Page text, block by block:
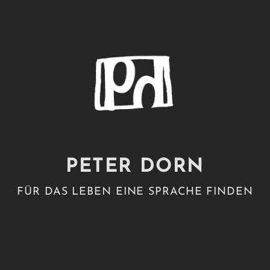
PETER DORN
FÜR DAS LEBEN EINE SPRACHE FINDEN